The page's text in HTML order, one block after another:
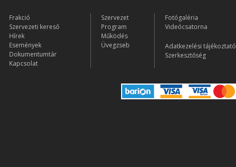
Frakció
Szervezeti kereső
Hírek
Események
Dokumentumtár
Kapcsolat
Szervezet
Program
Működés
Üvegzseb
Fotógaléria
Videócsatorna
Adatkezelési tájékoztató
Szerkesztőség